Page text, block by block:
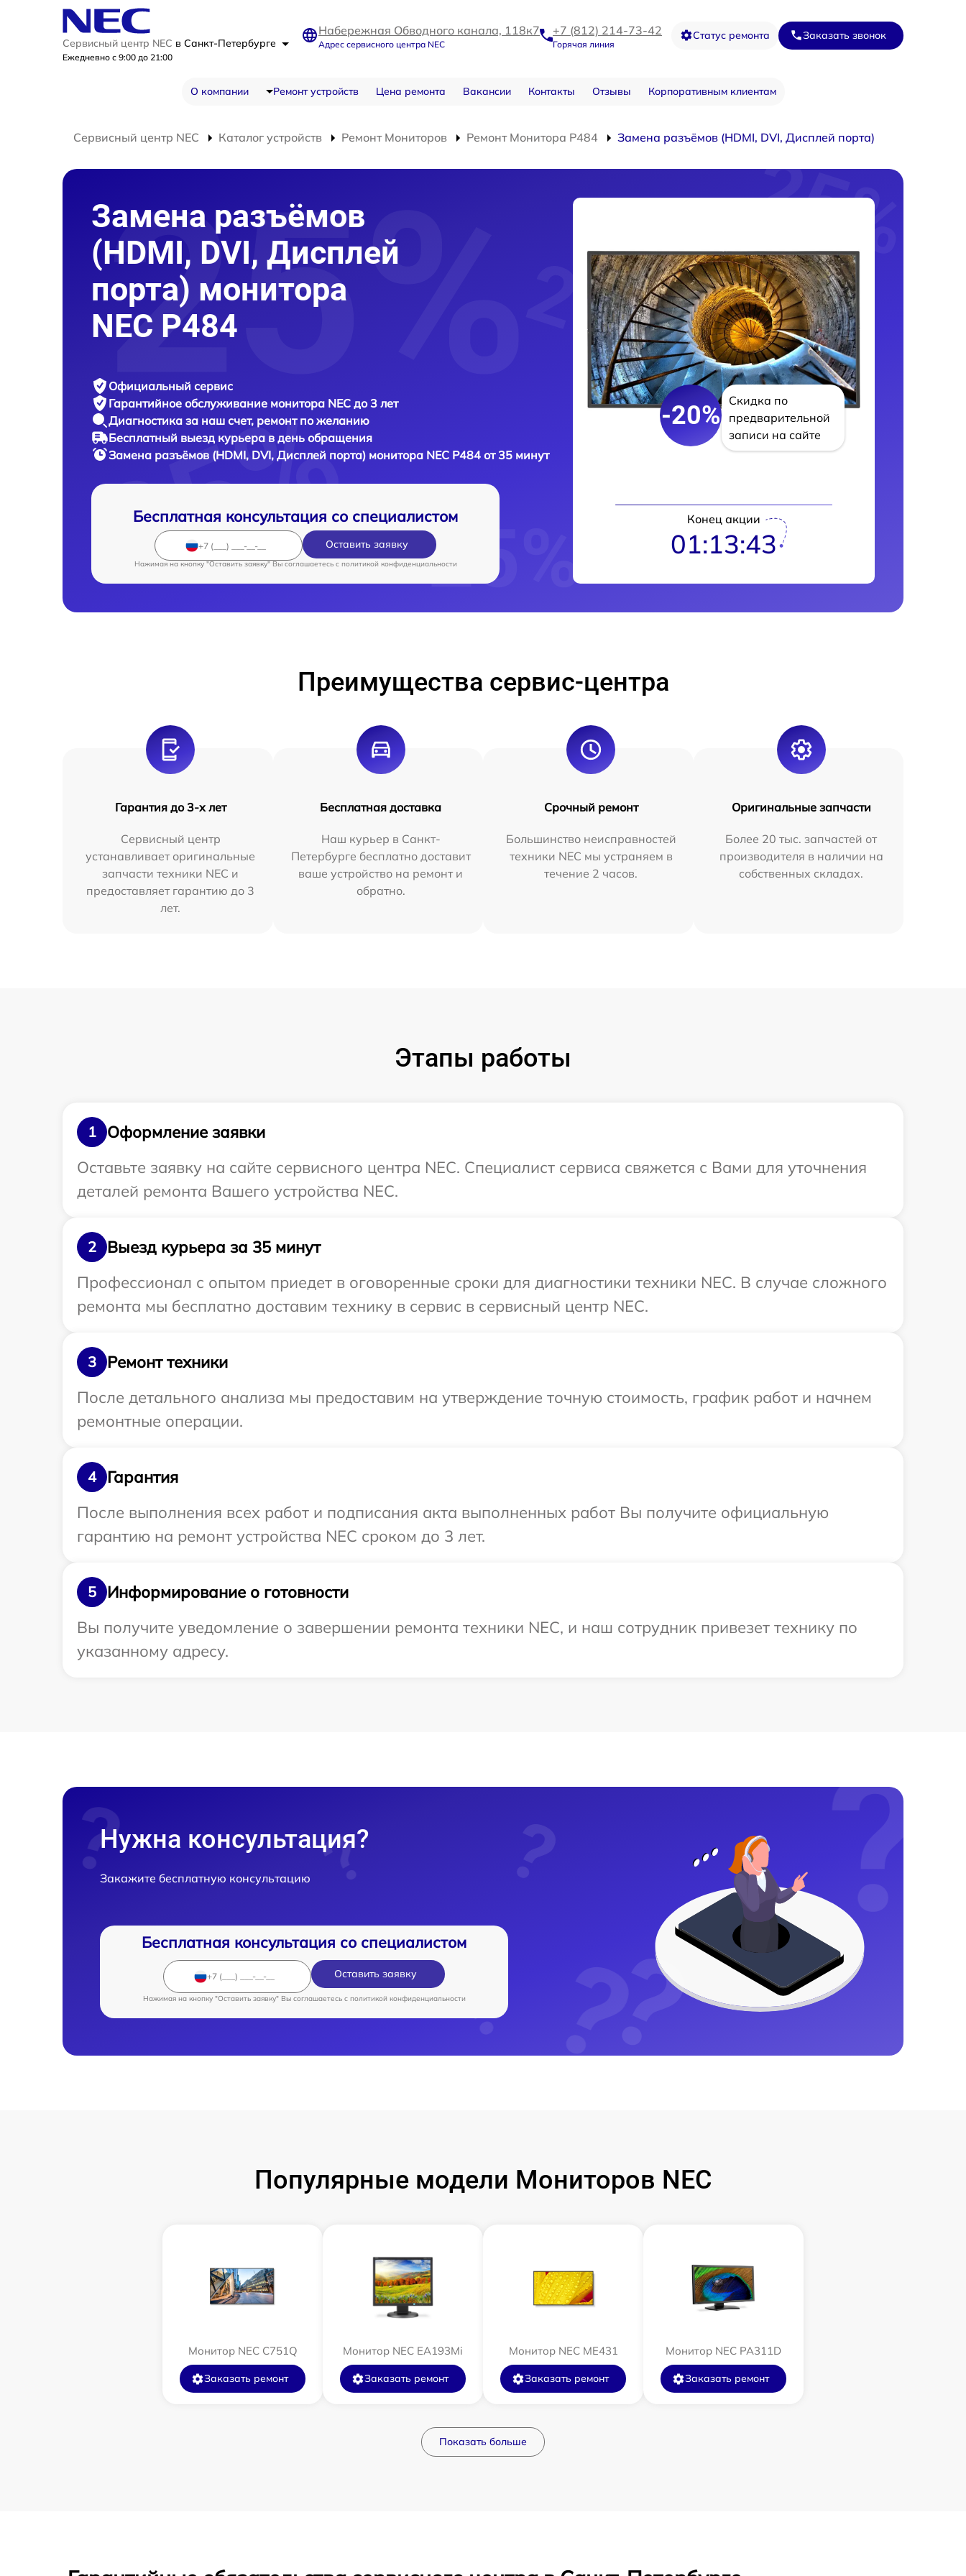
Сервисный центр NEC в Санкт-Петербурге
Ежедневно с 9:00 до 21:00
Набережная Обводного канала, 118к7
Адрес сервисного центра NEC
+7 (812) 214-73-42
Горячая линия
Статус ремонта Заказать звонок
О компании Ремонт устройств Цена ремонта Вакансии Контакты Отзывы Корпоративным клиентам
Сервисный центр NEC Каталог устройств Ремонт Мониторов Ремонт Монитора P484 Замена разъёмов (HDMI, DVI, Дисплей порта)
Замена разъёмов
(HDMI, DVI, Дисплей
порта) монитора
NEC P484
Официальный сервис
Гарантийное обслуживание монитора NEC до 3 лет
Диагностика за наш счет, ремонт по желанию
Бесплатный выезд курьера в день обращения
Замена разъёмов (HDMI, DVI, Дисплей порта) монитора NEC P484 от 35 минут
Бесплатная консультация со специалистом
Оставить заявку
Нажимая на кнопку "Оставить заявку" Вы соглашаетесь c политикой конфиденциальности
-20%
Скидка по
предварительной
записи на сайте
Конец акции
01:13:42
Преимущества сервис-центра
Гарантия до 3-х лет
Сервисный центр
устанавливает оригинальные
запчасти техники NEC и
предоставляет гарантию до 3
лет.
Бесплатная доставка
Наш курьер в Санкт-
Петербурге бесплатно доставит
ваше устройство на ремонт и
обратно.
Срочный ремонт
Большинство неисправностей
техники NEC мы устраняем в
течение 2 часов.
Оригинальные запчасти
Более 20 тыс. запчастей от
производителя в наличии на
собственных складах.
Этапы работы
1
Оформление заявки
Оставьте заявку на сайте сервисного центра NEC. Специалист сервиса свяжется с Вами для уточнения
деталей ремонта Вашего устройства NEC.
2
Выезд курьера за 35 минут
Профессионал с опытом приедет в оговоренные сроки для диагностики техники NEC. В случае сложного
ремонта мы бесплатно доставим технику в сервис в сервисный центр NEC.
3
Ремонт техники
После детального анализа мы предоставим на утверждение точную стоимость, график работ и начнем
ремонтные операции.
4
Гарантия
После выполнения всех работ и подписания акта выполненных работ Вы получите официальную
гарантию на ремонт устройства NEC сроком до 3 лет.
5
Информирование о готовности
Вы получите уведомление о завершении ремонта техники NEC, и наш сотрудник привезет технику по
указанному адресу.
Нужна консультация?
Закажите бесплатную консультацию
Бесплатная консультация со специалистом
Оставить заявку
Нажимая на кнопку "Оставить заявку" Вы соглашаетесь c политикой конфиденциальности
Популярные модели Мониторов NEC
Монитор NEC C751Q
Заказать ремонт
Монитор NEC EA193Mi
Заказать ремонт
Монитор NEC ME431
Заказать ремонт
Монитор NEC PA311D
Заказать ремонт
Показать больше